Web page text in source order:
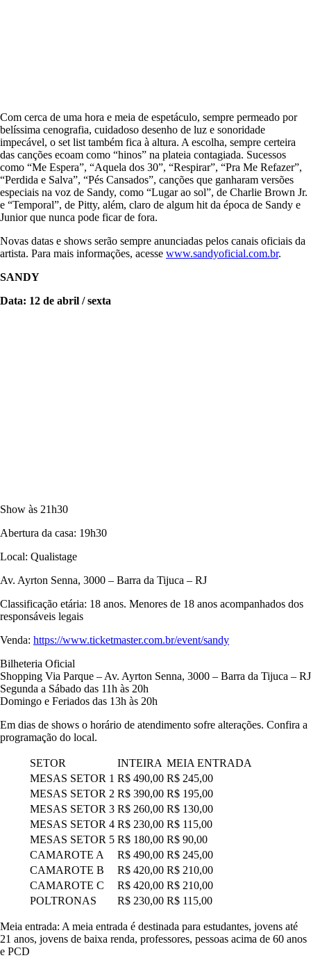
Com cerca de uma hora e meia de espetáculo, sempre permeado por
belíssima cenografia, cuidadoso desenho de luz e sonoridade
impecável, o set list também fica à altura. A escolha, sempre certeira
das canções ecoam como “hinos” na plateia contagiada. Sucessos
como “Me Espera”, “Aquela dos 30”, “Respirar”, “Pra Me Refazer”,
“Perdida e Salva”, “Pés Cansados”, canções que ganharam versões
especiais na voz de Sandy, como “Lugar ao sol”, de Charlie Brown Jr.
e “Temporal”, de Pitty, além, claro de algum hit da época de Sandy e
Junior que nunca pode ficar de fora.
Novas datas e shows serão sempre anunciadas pelos canais oficiais da
artista. Para mais informações, acesse www.sandyoficial.com.br.
SANDY
Data: 12 de abril / sexta
Show às 21h30
Abertura da casa: 19h30
Local: Qualistage
Av. Ayrton Senna, 3000 – Barra da Tijuca – RJ
Classificação etária: 18 anos. Menores de 18 anos acompanhados dos
responsáveis legais
Venda: https://www.ticketmaster.com.br/event/sandy
Bilheteria Oficial
Shopping Via Parque – Av. Ayrton Senna, 3000 – Barra da Tijuca – RJ
Segunda a Sábado das 11h às 20h
Domingo e Feriados das 13h às 20h
Em dias de shows o horário de atendimento sofre alterações. Confira a
programação do local.
SETOR INTEIRA MEIA ENTRADA
MESAS SETOR 1 R$ 490,00 R$ 245,00
MESAS SETOR 2 R$ 390,00 R$ 195,00
MESAS SETOR 3 R$ 260,00 R$ 130,00
MESAS SETOR 4 R$ 230,00 R$ 115,00
MESAS SETOR 5 R$ 180,00 R$ 90,00
CAMAROTE A
R$ 490,00 R$ 245,00
CAMAROTE B
R$ 420,00 R$ 210,00
CAMAROTE C
R$ 420,00 R$ 210,00
POLTRONAS
R$ 230,00 R$ 115,00
Meia entrada: A meia entrada é destinada para estudantes, jovens até
21 anos, jovens de baixa renda, professores, pessoas acima de 60 anos
e PCD